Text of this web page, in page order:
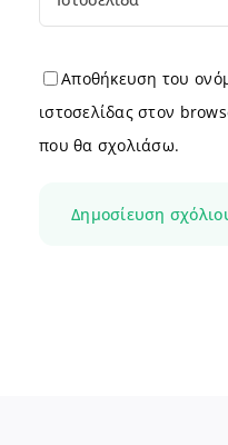
Αποθήκευση του
ιστοσελίδας στον
που θα σχολιάσω.